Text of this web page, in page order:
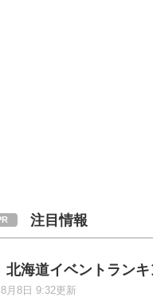
注目情報
北海道イベントランキ
8月8日 9:32更新